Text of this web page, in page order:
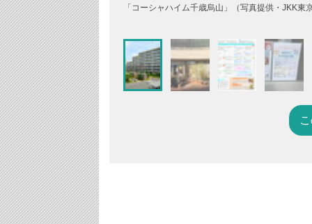
「コーシャハイム千歳烏山」（写真提供・JKK東